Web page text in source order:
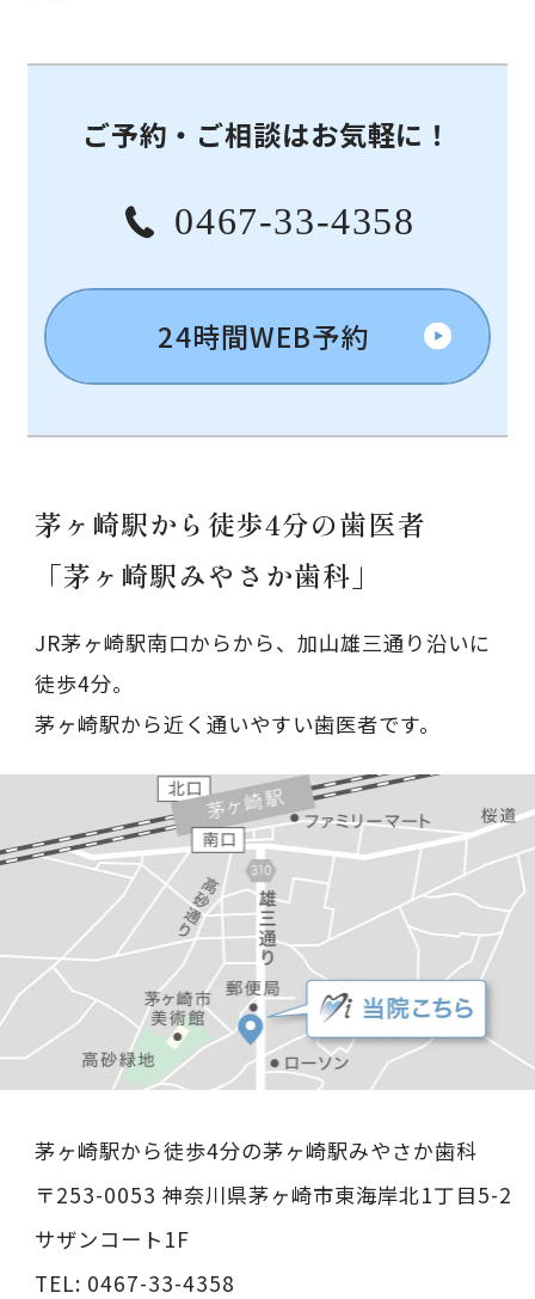
ご予約・ご相談はお気軽に！
0467-33-4358
24時間WEB予約
茅ヶ崎駅から徒歩4分の歯医者
「茅ヶ崎駅みやさか歯科」
JR茅ヶ崎駅南口からから、加山雄三通り沿いに
徒歩4分。
茅ヶ崎駅から近く通いやすい歯医者です。
茅ヶ崎駅から徒歩4分の茅ヶ崎駅みやさか歯科
〒253-0053 神奈川県茅ヶ崎市東海岸北1丁目5-2
サザンコート1F
TEL: 0467-33-4358